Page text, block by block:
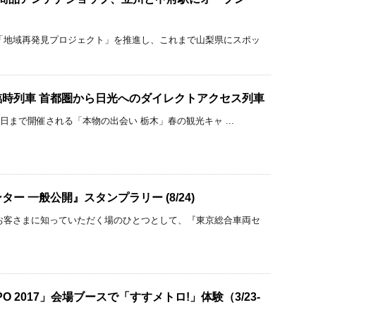
域再発見プロジェクト」を推進し、これまで山梨県にスポッ
列車 首都圏から日光へのダイレクトアクセス列車
まで開催される「本物の出会い 栃木」春の観光キャ ...
ー 一般公開』スタンプラリー (8/24)
さまに知っていただく場のひとつとして、『東京総合車両セ
2017」会場ブースで「すすメトロ!」体験（3/23-